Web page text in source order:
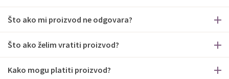
Što ako mi proizvod ne odgovara?
Što ako želim vratiti proizvod?
Kako mogu platiti proizvod?